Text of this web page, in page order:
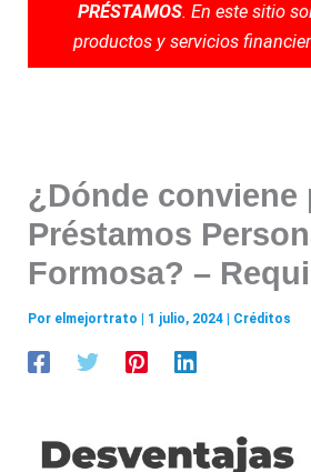
PRÉSTAMOS. En este sitio
productos y servicios
¿Dónde conviene
Préstamos
Formosa? –
Por elmejortrato 1 julio, 2024 Créditos